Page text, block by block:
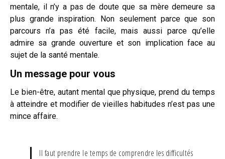
mentale, il n’y a pas de doute que sa mère demeure sa
plus grande inspiration. Non seulement parce que son
parcours n’a pas été facile, mais aussi parce qu’elle
admire sa grande ouverture et son implication face au
sujet de la santé mentale.
Un message pour vous
Le bien-être, autant mental que physique, prend du temps
à atteindre et modifier de vieilles habitudes n’est pas une
mince affaire.
Il faut prendre le temps de comprendre les difficultés